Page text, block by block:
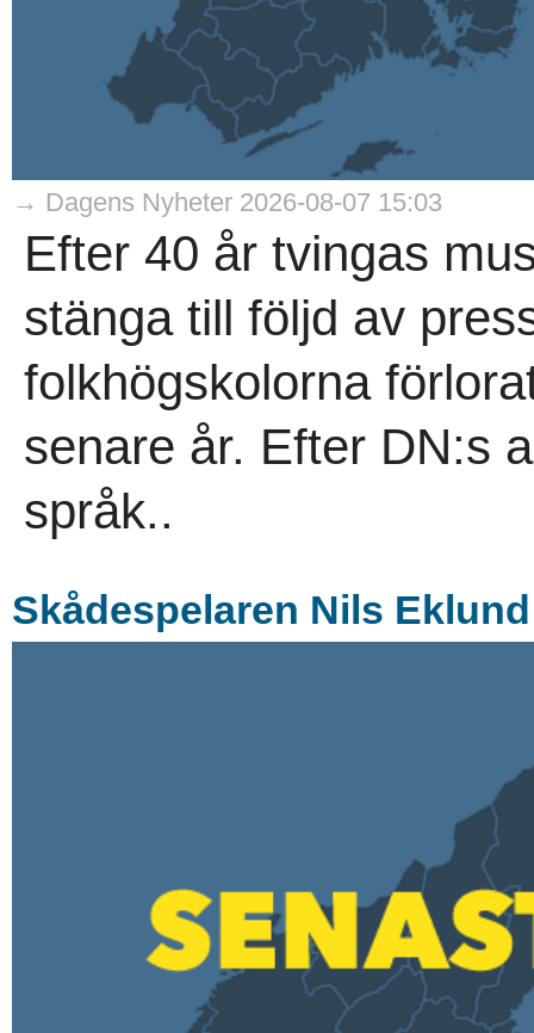
→ Dagens Nyheter 2026-08-07 15:03
Efter 40 år tvingas
stänga till följd av
folkhögskolorna
senare år. Efter DN:s
språk..
Skådespelaren Nils